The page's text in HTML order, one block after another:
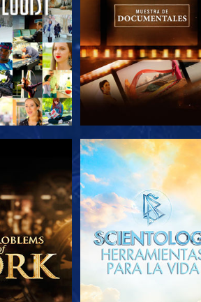
EXPLORA LAS SERIES